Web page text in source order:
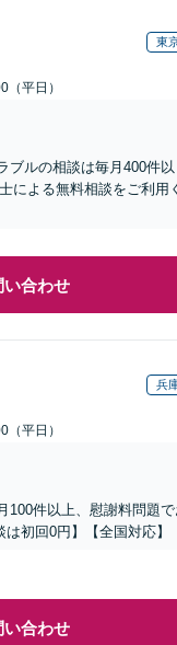
東
平日）
ブルの相談は毎月400件以
による無料相談をご利用
い合わせ
兵
平日）
100件以上、慰謝料問題で
初回0円】【全国対応】
い合わせ